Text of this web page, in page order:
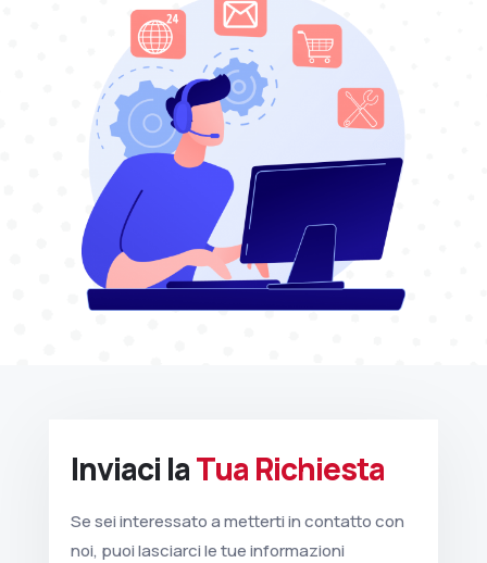
Inviaci laTua Richiesta
Se sei interessato a metterti in contatto con
noi, puoi lasciarci le tue informazioni